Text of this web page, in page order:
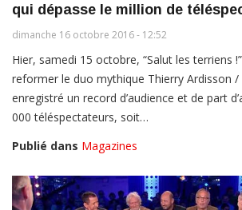
qui dépasse le million de
dimanche 16 octobre 2016 - 12:52
Hier, samedi 15 octobre, “Salut les terriens
reformer le duo mythique Thierry Ardisson
enregistré un record d’audience et de part
000 téléspectateurs, soit…
Publié dans Magazines